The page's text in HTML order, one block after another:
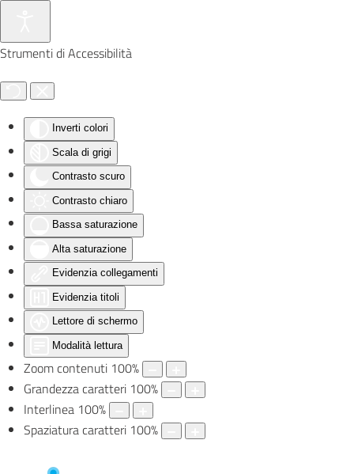
Strumenti di Accessibilità
Inverti colori
Scala di grigi
Contrasto scuro
Contrasto chiaro
Bassa saturazione
Alta saturazione
Evidenzia collegamenti
Evidenzia titoli
Lettore di schermo
Modalità lettura
Zoom contenuti 100%
Grandezza caratteri 100%
Interlinea 100%
Spaziatura caratteri 100%
Skip to main content